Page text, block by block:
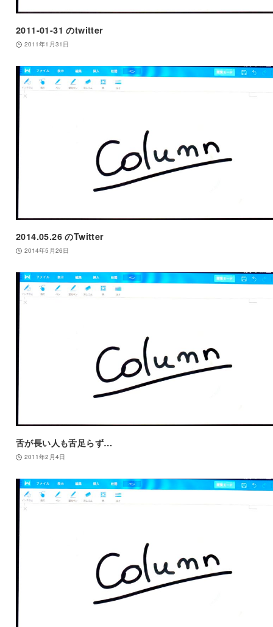
2011-01-31 のtwitter
2011年1月31日
2014.05.26 のTwitter
2014年5月26日
舌が長い人も舌足らず…
2011年2月4日